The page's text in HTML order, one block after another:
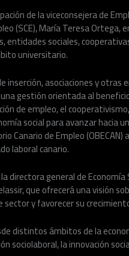
de la viceconsejera de
(SCE), María Teresa
entidades sociales,
universitario.
asociaciones y otras
gestión orientada al
de empleo, el
social para avanzar hacia
de Empleo
laboral canario.
general de Economía
que ofrecerá una visión
y favorecer su
distintos ámbitos de la
sociolaboral, la innovación